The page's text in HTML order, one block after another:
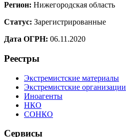
Регион: Нижегородская область
Статус: Зарегистрированные
Дата ОГРН: 06.11.2020
Реестры
Экстремистские материалы
Экстремистские организации
Иноагенты
НКО
СОНКО
Сервисы